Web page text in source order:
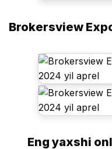
Brokersview
Eng yaxshi